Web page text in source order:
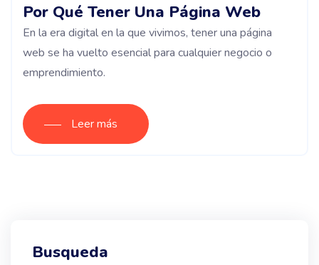
Por Qué Tener Una Página Web
En la era digital en la que vivimos, tener una página
web se ha vuelto esencial para cualquier negocio o
emprendimiento.
Leer más
Busqueda